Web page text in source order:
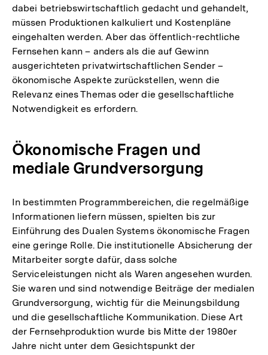
dabei betriebswirtschaftlich gedacht und gehandelt,
müssen Produktionen kalkuliert und Kostenpläne
eingehalten werden. Aber das öffentlich-rechtliche
Fernsehen kann – anders als die auf Gewinn
ausgerichteten privatwirtschaftlichen Sender –
ökonomische Aspekte zurückstellen, wenn die
Relevanz eines Themas oder die gesellschaftliche
Notwendigkeit es erfordern.
Ökonomische Fragen und
mediale Grundversorgung
In bestimmten Programmbereichen, die regelmäßige
Informationen liefern müssen, spielten bis zur
Einführung des Dualen Systems ökonomische Fragen
eine geringe Rolle. Die institutionelle Absicherung der
Mitarbeiter sorgte dafür, dass solche
Serviceleistungen nicht als Waren angesehen wurden.
Sie waren und sind notwendige Beiträge der medialen
Grundversorgung, wichtig für die Meinungsbildung
und die gesellschaftliche Kommunikation. Diese Art
der Fernsehproduktion wurde bis Mitte der 1980er
Jahre nicht unter dem Gesichtspunkt der